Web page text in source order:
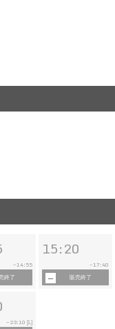
~14:55
終了
15:20
~17:40
販売終了
~ 23:10 [L]